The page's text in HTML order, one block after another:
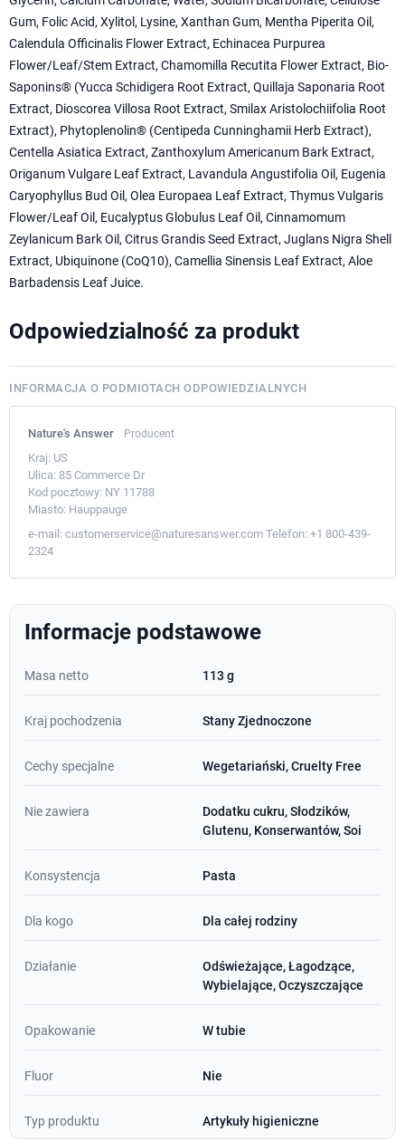
Gum, Folic Acid, Xylitol, Lysine, Xanthan Gum, Mentha Piperita Oil,
Calendula Officinalis Flower Extract, Echinacea Purpurea
Flower/Leaf/Stem Extract, Chamomilla Recutita Flower Extract, Bio-
Saponins® (Yucca Schidigera Root Extract, Quillaja Saponaria Root
Extract, Dioscorea Villosa Root Extract, Smilax Aristolochiifolia Root
Extract), Phytoplenolin® (Centipeda Cunninghamii Herb Extract),
Centella Asiatica Extract, Zanthoxylum Americanum Bark Extract,
Origanum Vulgare Leaf Extract, Lavandula Angustifolia Oil, Eugenia
Caryophyllus Bud Oil, Olea Europaea Leaf Extract, Thymus Vulgaris
Flower/Leaf Oil, Eucalyptus Globulus Leaf Oil, Cinnamomum
Zeylanicum Bark Oil, Citrus Grandis Seed Extract, Juglans Nigra Shell
Extract, Ubiquinone (CoQ10), Camellia Sinensis Leaf Extract, Aloe
Barbadensis Leaf Juice.
Odpowiedzialność za produkt
INFORMACJA O PODMIOTACH ODPOWIEDZIALNYCH
Nature's Answer Producent
Kraj: US
Ulica: 85 Commerce Dr
Kod pocztowy: NY 11788
Miasto: Hauppauge
e-mail: customerservice@naturesanswer.com Telefon: +1 800-439-
2324
Informacje podstawowe
Masa netto 113 g
Kraj pochodzenia Stany Zjednoczone
Cechy specjalne Wegetariański, Cruelty Free
Nie zawiera
Dodatku cukru, Słodzików,
Glutenu, Konserwantów, Soi
Konsystencja Pasta
Dla kogo Dla całej rodziny
Działanie
Odświeżające, Łagodzące,
Wybielające, Oczyszczające
Opakowanie W tubie
Fluor Nie
Typ produktu Artykuły higieniczne